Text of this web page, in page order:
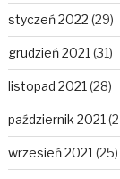
styczeń 2022 (29)
grudzień 2021 (31)
listopad 2021 (28)
październik 2021
wrzesień 2021 (25)